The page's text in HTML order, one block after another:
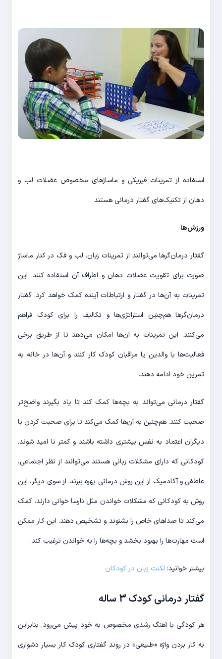
استفاده از تمرینات فیزیکی و ماساژهای مخصوص عضلات لب و
دهان از تکنیک‌های گفتار درمانی هستند
ورزش‌ها
گفتار درمان‌گرها می‌توانند از تمرینات زبان، لب و فک در کنار ماساژ
صورت برای تقویت عضلات دهان و اطراف آن استفاده کنند. این
تمرینات به آن‌ها در گفتار و ارتباطات آینده کمک خواهد کرد. گفتار
درمان‌گرها هم‌چنین استراتژی‌ها و تکالیف را برای کودک فراهم
می‌کنند. این تمرینات به آن‌ها امکان می‌دهد تا از طریق برخی
فعالیت‌ها با والدین یا مراقبان کودک کار کنند و آن‌ها در خانه به
تمرین خود ادامه دهند.
گفتار درمانی می‌تواند به بچه‌ها کمک کند تا یاد بگیرند واضح‌تر
صحبت کنند. هم‌چنین به آن‌ها کمک می‌کند تا برای صحبت کردن با
دیگران اعتماد به نفس بیشتری داشته باشند و کمتر نا امید شوند.
کودکانی که دارای مشکلات زبانی هستند می‌توانند از نظر اجتماعی،
عاطفی و آکادمیک از این روش درمانی بهره ببرند. از سوی دیگر، این
روش به کودکانی که مشکلات خواندن مثل نارسا خوانی دارند، کمک
می‌کند تا صداهای خاص را بشنوند و تشخیص دهند. این کار ممکن
است مهارت‌ها را بهبود بخشد و بچه‌ها را به خواندن ترغیب کند.
بیشتر خوانید: لکنت زبان در کودکان
گفتار درمانی کودک 3 ساله
هر کودگی با آهنگ رشدی مخصوص به خود پیش می‌رود. بنابراین
به کار بردن واژه «طبیعی» در روند گفتاری کودک کار بسیار دشواری